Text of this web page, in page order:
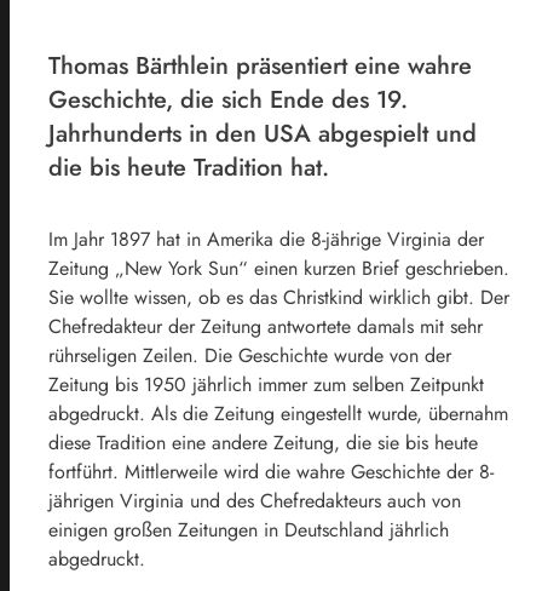
Thomas Bärthlein präsentiert eine wahre
Geschichte, die sich Ende des 19.
Jahrhunderts in den USA abgespielt und
die bis heute Tradition hat.
Im Jahr 1897 hat in Amerika die 8-jährige Virginia der
Zeitung „New York Sun“ einen kurzen Brief geschrieben.
Sie wollte wissen, ob es das Christkind wirklich gibt. Der
Chefredakteur der Zeitung antwortete damals mit sehr
rührseligen Zeilen. Die Geschichte wurde von der
Zeitung bis 1950 jährlich immer zum selben Zeitpunkt
abgedruckt. Als die Zeitung eingestellt wurde, übernahm
diese Tradition eine andere Zeitung, die sie bis heute
fortführt. Mittlerweile wird die wahre Geschichte der 8-
jährigen Virginia und des Chefredakteurs auch von
einigen großen Zeitungen in Deutschland jährlich
abgedruckt.